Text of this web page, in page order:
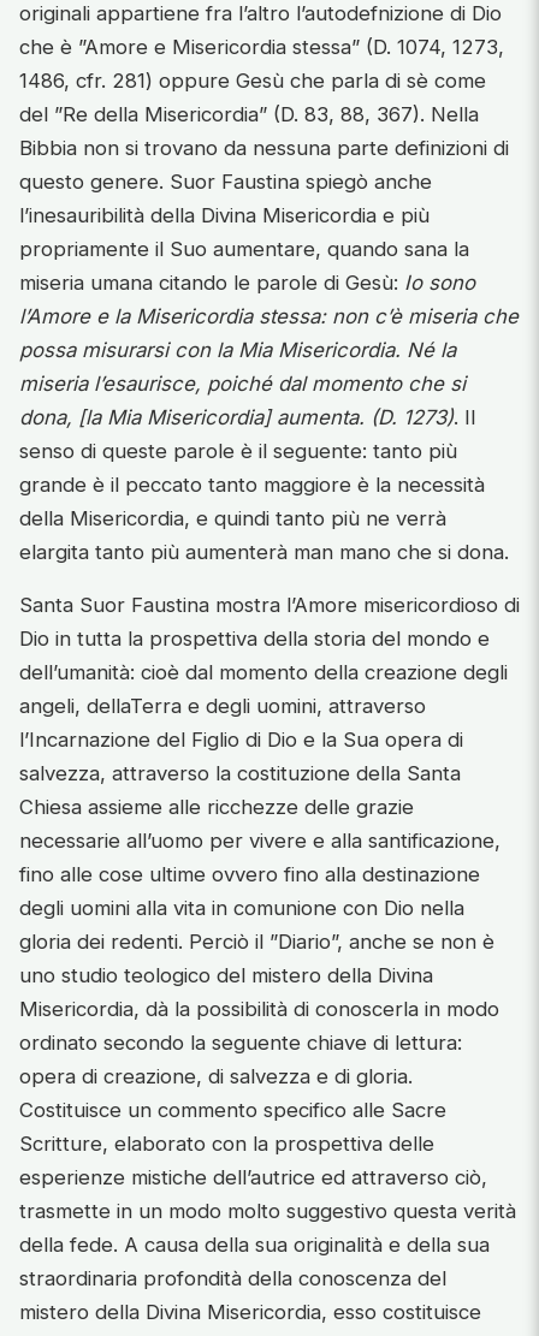
originali appartiene fra l’altro l’autodefnizione di Dio
che è ”Amore e Misericordia stessa” (D. 1074, 1273,
1486, cfr. 281) oppure Gesù che parla di sè come
del ”Re della Misericordia” (D. 83, 88, 367). Nella
Bibbia non si trovano da nessuna parte definizioni di
questo genere. Suor Faustina spiegò anche
l’inesauribilità della Divina Misericordia e più
propriamente il Suo aumentare, quando sana la
miseria umana citando le parole di Gesù: Io sono
l’Amore e la Misericordia stessa: non c’è miseria che
possa misurarsi con la Mia Misericordia. Né la
miseria l’esaurisce, poiché dal momento che si
dona, [la Mia Misericordia] aumenta. (D. 1273). Il
senso di queste parole è il seguente: tanto più
grande è il peccato tanto maggiore è la necessità
della Misericordia, e quindi tanto più ne verrà
elargita tanto più aumenterà man mano che si dona.
Santa Suor Faustina mostra l’Amore misericordioso di
Dio in tutta la prospettiva della storia del mondo e
dell’umanità: cioè dal momento della creazione degli
angeli, dellaTerra e degli uomini, attraverso
l’Incarnazione del Figlio di Dio e la Sua opera di
salvezza, attraverso la costituzione della Santa
Chiesa assieme alle ricchezze delle grazie
necessarie all’uomo per vivere e alla santificazione,
fino alle cose ultime ovvero fino alla destinazione
degli uomini alla vita in comunione con Dio nella
gloria dei redenti. Perciò il ”Diario”, anche se non è
uno studio teologico del mistero della Divina
Misericordia, dà la possibilità di conoscerla in modo
ordinato secondo la seguente chiave di lettura:
opera di creazione, di salvezza e di gloria.
Costituisce un commento specifico alle Sacre
Scritture, elaborato con la prospettiva delle
esperienze mistiche dell’autrice ed attraverso ciò,
trasmette in un modo molto suggestivo questa verità
della fede. A causa della sua originalità e della sua
straordinaria profondità della conoscenza del
mistero della Divina Misericordia, esso costituisce